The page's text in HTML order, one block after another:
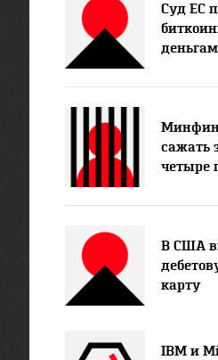
Суд ЕС
деньгам
Минфин
сажать
четыре
В США
карту
IBM и